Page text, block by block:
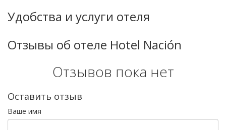
Удобства и услуги отеля
Отзывы об отеле Hotel Nación
Отзывов пока нет
Оставить отзыв
Ваше имя